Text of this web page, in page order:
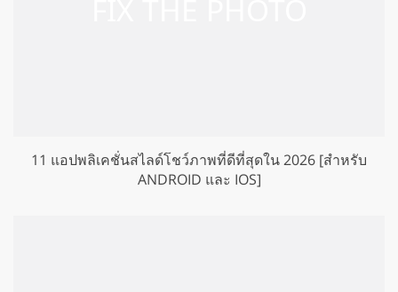
11 แอปพลิเคชั่นสไลด์โชว์ภาพที่ดีที่สุดใน 2026 [สำหรับ
ANDROID และ IOS]